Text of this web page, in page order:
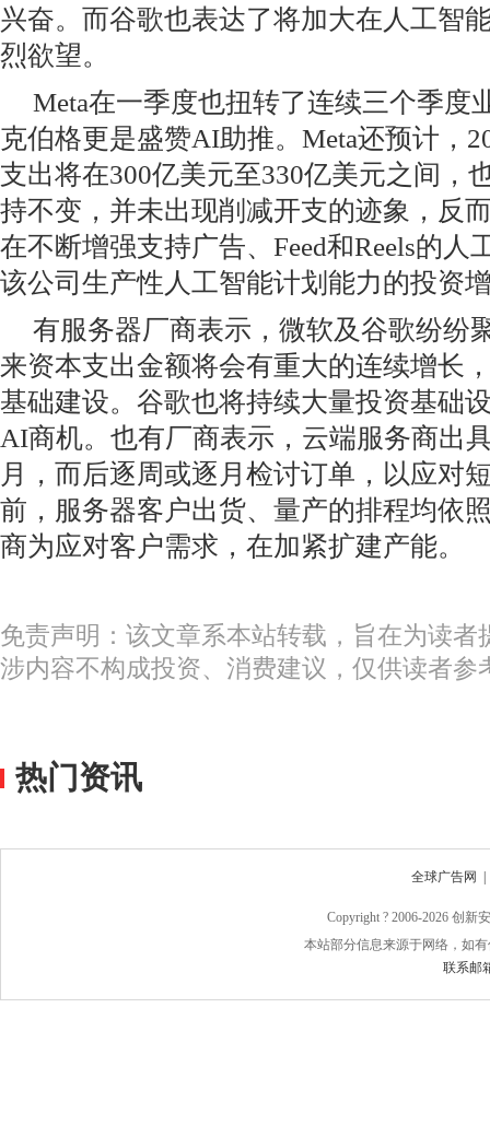
兴奋。而谷歌也表达了将加大在人工智
烈欲望。
Meta在一季度也扭转了连续三个季度
克伯格更是盛赞AI助推。Meta还预计，
支出将在300亿美元至330亿美元之间，
持不变，并未出现削减开支的迹象，反
在不断增强支持广告、Feed和Reels的人
该公司生产性人工智能计划能力的投资
有服务器厂商表示，微软及谷歌纷纷
来资本支出金额将会有重大的连续增长
基础建设。谷歌也将持续大量投资基础
AI商机。也有厂商表示，云端服务商出
月，而后逐周或逐月检讨订单，以应对
前，服务器客户出货、量产的排程均依
商为应对客户需求，在加紧扩建产能。
免责声明：该文章系本站转载，旨在为读者
涉内容不构成投资、消费建议，仅供读者参
热门资讯
全球广告网
Copyright ? 2006-2026 创新
本站部分信息来源于网络，如
联系邮